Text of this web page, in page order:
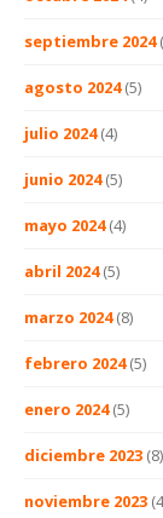
septiembre 2024
agosto 2024(5)
julio 2024(4)
junio 2024(5)
mayo 2024(4)
abril 2024(5)
marzo 2024(8)
febrero 2024(5)
enero 2024(5)
diciembre 2023 (8)
noviembre 2023